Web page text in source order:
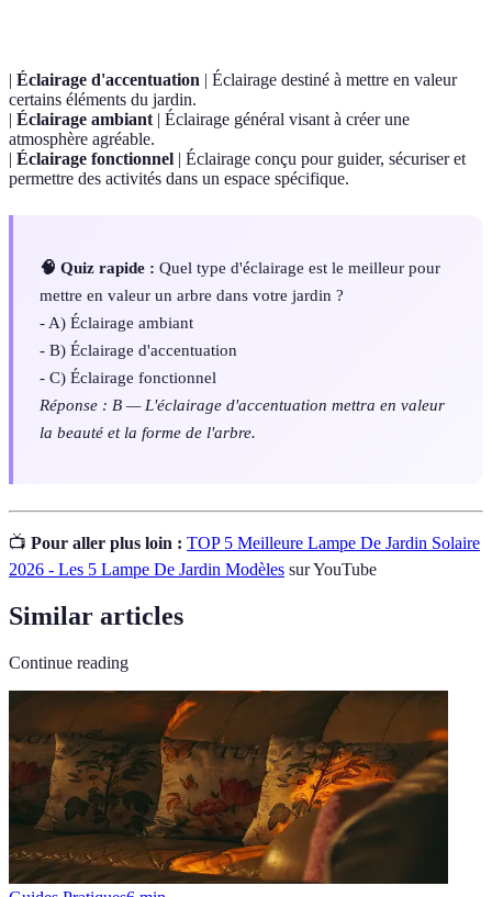
| Éclairage d'accentuation | Éclairage destiné à mettre en valeur
certains éléments du jardin.
| Éclairage ambiant | Éclairage général visant à créer une
atmosphère agréable.
| Éclairage fonctionnel | Éclairage conçu pour guider, sécuriser et
permettre des activités dans un espace spécifique.
🧠 Quiz rapide : Quel type d'éclairage est le meilleur pour
mettre en valeur un arbre dans votre jardin ?
- A) Éclairage ambiant
- B) Éclairage d'accentuation
- C) Éclairage fonctionnel
Réponse : B — L'éclairage d'accentuation mettra en valeur
la beauté et la forme de l'arbre.
📺 Pour aller plus loin : TOP 5 Meilleure Lampe De Jardin Solaire
2026 - Les 5 Lampe De Jardin Modèles sur YouTube
Similar articles
Continue reading